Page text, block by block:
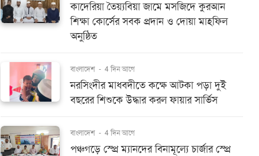
কাদেরিয়া তৈয়্যবিয়া জামে মসজিদে কুরআন
শিক্ষা কোর্সের সবক প্রদান ও দোয়া মাহফিল
অনুষ্ঠিত
বাংলাদেশ - 4 দিন আগে
নরসিংদীর মাধবদীতে কক্ষে আটকা পড়া দুই
বছরের শিশুকে উদ্ধার করল ফায়ার সার্ভিস
বাংলাদেশ - 4 দিন আগে
পঞ্চগড়ে স্প্রে ম্যানদের বিনামূল্যে চার্জার স্প্রে